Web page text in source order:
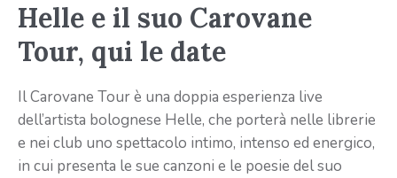
Helle e il suo Carovane
Tour, qui le date
Il Carovane Tour è una doppia esperienza live
dell’artista bolognese Helle, che porterà nelle librerie
e nei club uno spettacolo intimo, intenso ed energico,
in cui presenta le sue canzoni e le poesie del suo